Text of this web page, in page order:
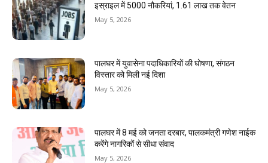
इस्राइल में 5000 नौकरियां, ₹1.61 लाख तक वेतन
May 5, 2026
पालघर में युवासेना पदाधिकारियों की घोषणा, संगठन
विस्तार को मिली नई दिशा
May 5, 2026
पालघर में 8 मई को जनता दरबार, पालकमंत्री गणेश नाईक
करेंगे नागरिकों से सीधा संवाद
May 5, 2026